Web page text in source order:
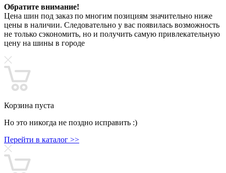
Обратите внимание!
Цена шин под заказ по многим позициям значительно ниже
цены в наличии. Следовательно у вас появилась возможность
не только сэкономить, но и получить самую привлекательную
цену на шины в городе
Корзина пуста
Но это никогда не поздно исправить :)
Перейти в каталог >>